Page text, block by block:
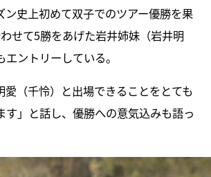
ン史上初めて双子でのツアー優勝を果
せて5勝をあげた岩井姉妹（岩井明
ントリーしている。
愛（千怜）と出場できることをとても
す」と話し、優勝への意気込みも語っ